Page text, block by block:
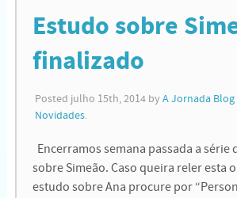
Estudo sobre
finalizado
Posted julho 15th, 2014by A Jornada Blog
Novidades.
Encerramos semana passada a série
sobre Simeão. Caso queira reler esta
estudo sobre Ana procure por